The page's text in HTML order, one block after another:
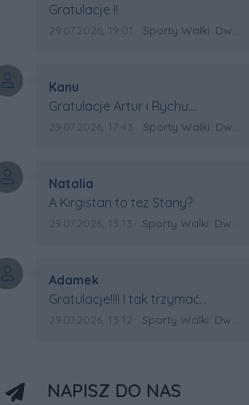
Treść komentarza:
Gratulacje !!
Data dodania komentarza:
29.07.2026, 19:01 Źródło komentarza:
Sporty Walki: Dwa medale za oceanem
Autor komentarza:
Kanu
Treść komentarza:
Gratulacje Artur i Rychu.
Powodzenia dla Kirgistanu.
Data dodania komentarza:
29.07.2026, 17:43 Źródło komentarza:
Sporty Walki: Dwa medale za oceanem
Autor komentarza:
Natalia
Treść komentarza:
A Kirgistan to tez Stany?
Data dodania komentarza:
29.07.2026, 13:13 Źródło komentarza:
Sporty Walki: Dwa medale za oceanem
Autor komentarza:
Adamek
Treść komentarza:
Gratulacje!!!! I tak trzymać
Kirgistan czeka na powtórkę z
Data dodania komentarza:
29.07.2026, 13:12 Źródło komentarza:
Sporty Walki: Dwa medale za oceanem
NAPISZ DO NAS